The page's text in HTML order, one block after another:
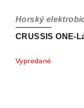
CRUSSIS ONE-
Horský
Vypredané